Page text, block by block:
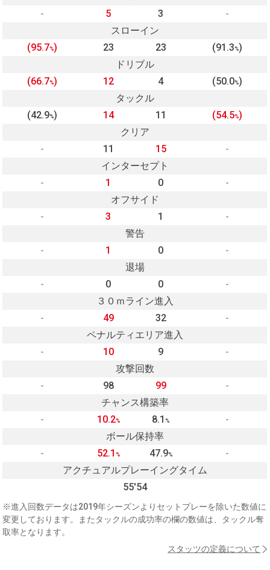
-
5 3
-
スローイン
(95.7%) 23 23 (91.3%)
ドリブル
(66.7%) 12 4 (50.0%)
タックル
(42.9%) 14 11 (54.5%)
クリア
-
11 15
-
インターセプト
-
1 0
-
オフサイド
-
3 1
-
警告
-
1 0
-
退場
-
0 0
-
３０ｍライン進入
-
49 32
-
ペナルティエリア進入
-
10 9
-
攻撃回数
-
98 99
-
チャンス構築率
-
10.2% 8.1%
-
ボール保持率
-
52.1 % 47.9%
-
アクチュアルプレーイングタイム
55'54
※進入回数データは2019年シーズンよりセットプレーを除いた数値に
変更しております。またタックルの成功率の欄の数値は、タックル奪
取率となります。
スタッツの定義について